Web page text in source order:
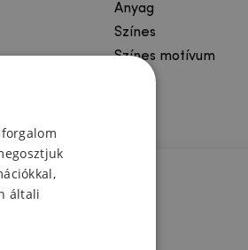
Anyag
Színes
Színes motívum
általi